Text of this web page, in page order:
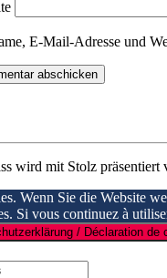
E-Mail-Adresse und
wird mit Stolz präsentiert
Wenn Sie die Website
Si vous continuez à
/ Déclaration de